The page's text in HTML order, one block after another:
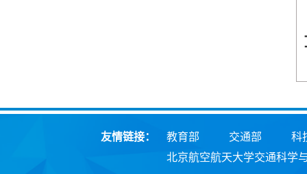
友情链接： 教育部 交通部
科
北京航空航天大学交通科学